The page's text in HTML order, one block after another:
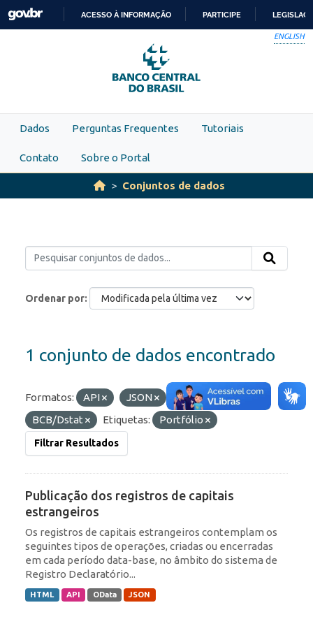
Skip to main content
PARA
O
CONTEÚDO
ACESSO À INFORMAÇÃO PARTICIPE
ENGLISH
Dados Perguntas Frequentes Tutoriais
Contato Sobre o Portal
Conjuntos de dados
Ordenar por
1 conjunto de dados encontrado
Formatos: API JSON
Organizações:
BCB/Dstat
Etiquetas: Portfólio
Filtrar Resultados
Publicação dos registros de capitais
estrangeiros
Os registros de capitais estrangeiros contemplam os
seguintes tipos de operações, criadas ou encerradas
em cada período data-base, no âmbito do sistema de
Registro Declaratório...
HTML API OData JSON